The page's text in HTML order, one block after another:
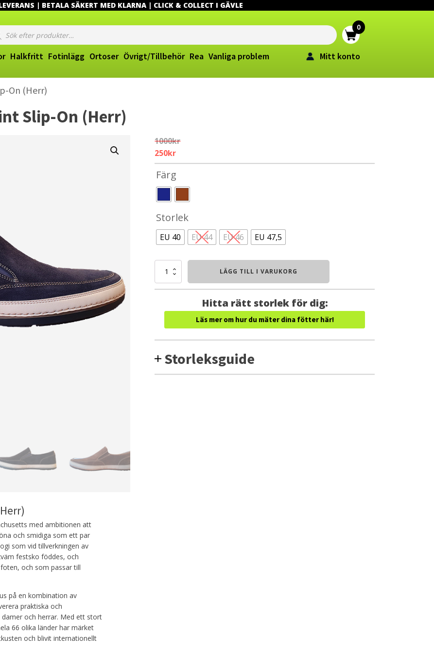
| BETALA SÄKERT MED KLARNA | CLICK & COLLECT I GÄVLE
Halkfritt Fotinlägg Ortoser Övrigt/Tillbehör Rea Vanliga problem Mitt konto
On (Herr)
Slip-On (Herr)
1000kr
Original
price
was:
1000kr.
250krCurrent
price
is:
250kr.
Färg
Storlek
EU 40 EU 44 EU 46 EU 47,5
Rockport
Harbor
Point
(Herr)
LÄGG TILL I VARUKORG
Hitta rätt storlek för dig:
Läs mer om hur du mäter dina fötter här!
Storleksguide
med ambitionen att
och smidiga som ett par
som vid tillverkningen av
festsko föddes, och
och som passar till
på en kombination av
praktiska och
och herrar. Med ett stort
66 olika länder har märket
och blivit internationellt